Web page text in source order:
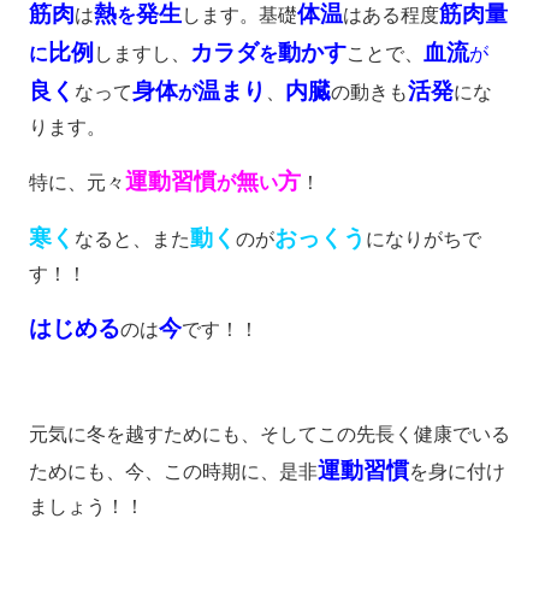
筋肉は熱を発生 します。基礎体温はある程度筋肉量
に 比例 しますし、 カラダを動かすことで、 血流が
良く なって身体が温まり 内臓の動きも活発にな
ります。
特に、元々運動習慣が無い方！
寒く なると、また動く のがおっくう になりがちで
す！！
はじめるのは今です！！
元気に冬を越すためにも、そしてこの先長く健康でいる
ためにも、今、この時期に、是非運動習慣を身に付け
ましょう！！